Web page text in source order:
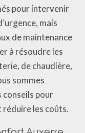
pour intervenir
mais
de maintenance
à résoudre les
de chaudière,
sommes
conseils pour
les coûts.